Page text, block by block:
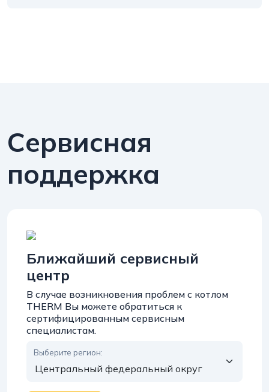
Сервисная
поддержка
Ближайший сервисный
центр
В случае возникновения проблем с котлом
THERM Вы можете обратиться к
сертифицированным сервисным
специалистам.
Выберите регион: